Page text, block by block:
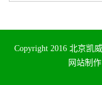
Copyright 2016 北京凯
网站制作